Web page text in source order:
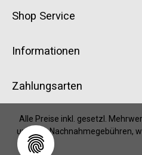
Shop Service
Informationen
Zahlungsarten
Alle Preise inkl. gesetzl.
und ggf. Nachnahmegebühren,